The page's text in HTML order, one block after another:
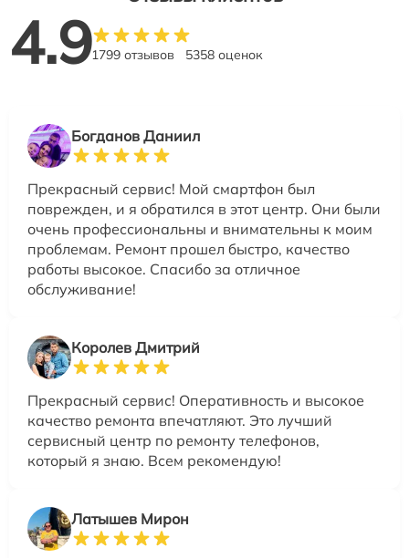
4.91799 отзывов 5358 оценок
Богданов Даниил
Прекрасный сервис! Мой смартфон был
поврежден, и я обратился в этот центр. Они были
очень профессиональны и внимательны к моим
проблемам. Ремонт прошел быстро, качество
работы высокое. Спасибо за отличное
обслуживание!
Королев Дмитрий
Прекрасный сервис! Оперативность и высокое
качество ремонта впечатляют. Это лучший
сервисный центр по ремонту телефонов,
который я знаю. Всем рекомендую!
Латышев Мирон